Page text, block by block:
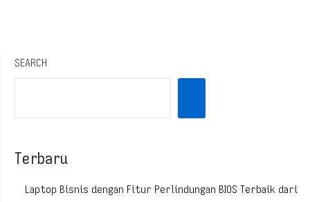
SEARCH
Terbaru
Laptop Bisnis dengan Fitur Perlindungan BIOS Terbaik dari